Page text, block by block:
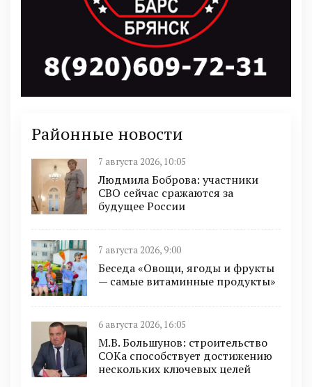
Районные новости
7 августа 2026, 10:05
Людмила Боброва: участники
СВО сейчас сражаются за
будущее России
7 августа 2026, 9:00
Беседа «Овощи, ягоды и фрукты
— самые витаминные продукты»
6 августа 2026, 16:05
М.В. Большунов: строительство
СОКа способствует достижению
нескольких ключевых целей